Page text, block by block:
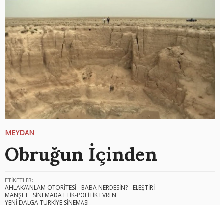
MEYDAN
Obruğun İçinden
ETİKETLER:
AHLAK/ANLAM OTORİTESİ
BABA NERDESİN?
ELEŞTİRİ
MANŞET
SİNEMADA ETİK-POLİTİK EVREN
YENİ DALGA TÜRKİYE SİNEMASI